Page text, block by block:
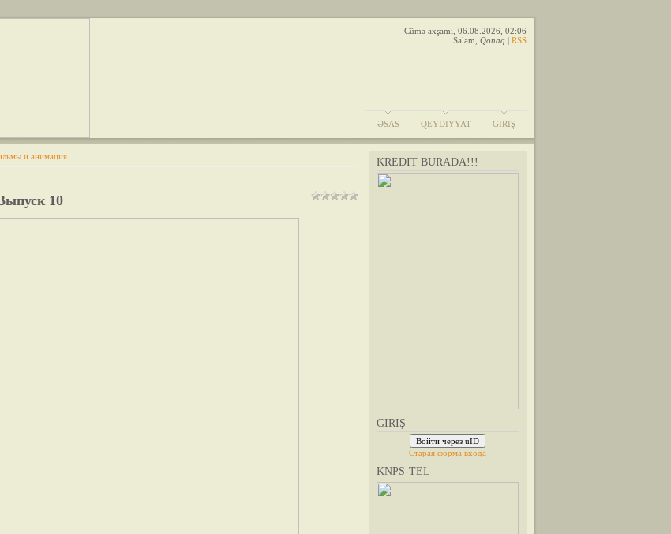
Cümə axşamı, 06.08.2026, 02:06
Salam Qonaq | RSS
ƏSAS QEYDIYYAT GIRIŞ
KREDIT BURADA!!!
GIRIŞ
Войти через uID
Старая форма входа
KNPS-TEL
и анимация
10